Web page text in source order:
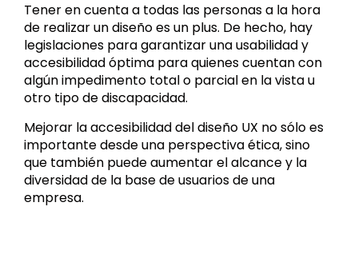
Tener en cuenta a todas las personas a la hora
de realizar un diseño es un plus. De hecho, hay
legislaciones para garantizar una usabilidad y
accesibilidad óptima para quienes cuentan con
algún impedimento total o parcial en la vista u
otro tipo de discapacidad.
Mejorar la accesibilidad del diseño UX no sólo es
importante desde una perspectiva ética, sino
que también puede aumentar el alcance y la
diversidad de la base de usuarios de una
empresa.